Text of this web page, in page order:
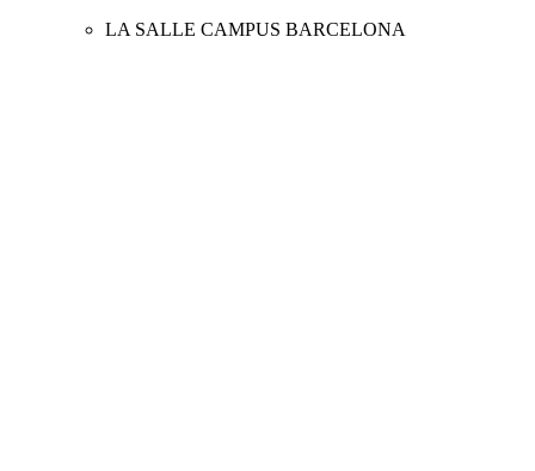
LA SALLE CAMPUS BARCELONA